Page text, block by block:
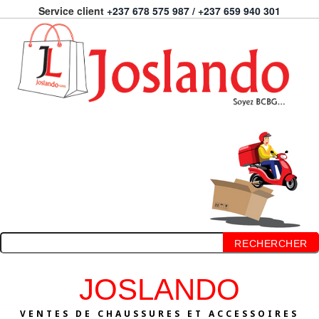
Service client +237 678 575 987 / +237 659 940 301
RECHERCHER
JOSLANDO
VENTES DE CHAUSSURES ET ACCESSOIRES